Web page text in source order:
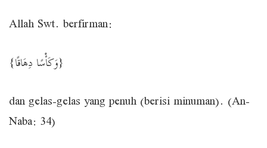
Allah Swt. berfirman:
{وَكَأْسًا دِهَاقًا}
dan gelas-gelas yang penuh (berisi minuman). (An-
Naba: 34)